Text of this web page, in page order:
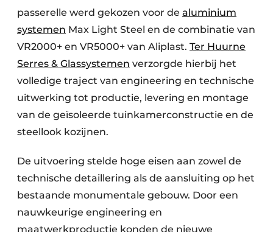
passerelle werd gekozen voor de aluminium
systemen Max Light Steel en de combinatie van
VR2000+ en VR5000+ van Aliplast. Ter Huurne
Serres & Glassystemen verzorgde hierbij het
volledige traject van engineering en technische
uitwerking tot productie, levering en montage
van de geïsoleerde tuinkamerconstructie en de
steellook kozijnen.
De uitvoering stelde hoge eisen aan zowel de
technische detaillering als de aansluiting op het
bestaande monumentale gebouw. Door een
nauwkeurige engineering en
maatwerkproductie konden de nieuwe